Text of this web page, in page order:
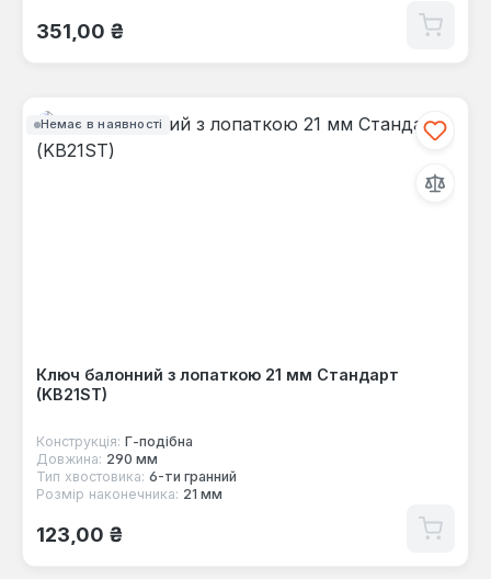
Звичайна ціна:
351,00 ₴
Немає в наявності
Ключ балонний з лопаткою 21 мм Стандарт
(KB21ST)
Конструкція: Г-пoдібна
Довжина: 290 мм
Тип хвостовика: 6-ти гранний
Розмір наконечника: 21 мм
Звичайна ціна:
123,00 ₴